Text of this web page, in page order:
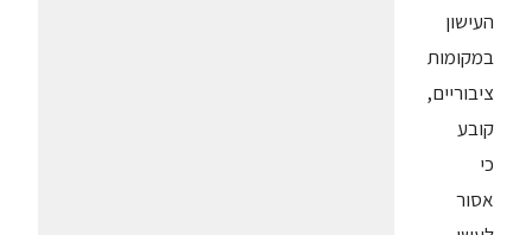
העישון
במקומות
ציבוריים,
קובע
כי
אסור